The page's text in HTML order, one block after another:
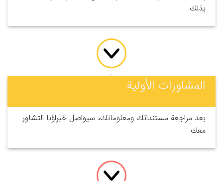
بذلك
المشاورات الأولية
بعد مراجعة مستنداتك ومعلوماتك، سيواصل خبراؤنا التشاور
معك